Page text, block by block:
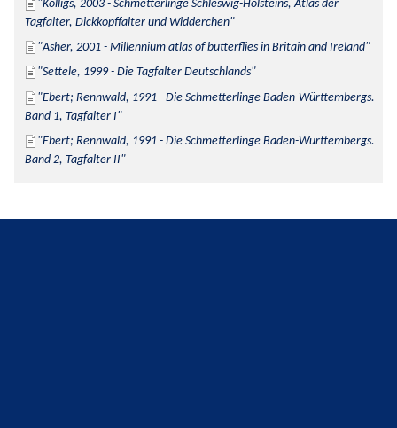
Kolligs, 2003 - Schmetterlinge Schleswig-Holsteins, Atlas der
Tagfalter, Dickkopffalter und Widderchen
Asher, 2001 - Millennium atlas of butterflies in Britain and Ireland
Settele, 1999 - Die Tagfalter Deutschlands
Ebert; Rennwald, 1991 - Die Schmetterlinge Baden-Württembergs.
Band 1, Tagfalter I
Ebert; Rennwald, 1991 - Die Schmetterlinge Baden-Württembergs.
Band 2, Tagfalter II